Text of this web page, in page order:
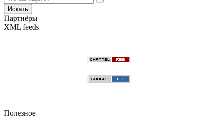
Искать
Партнёры
XML feeds
Полезное